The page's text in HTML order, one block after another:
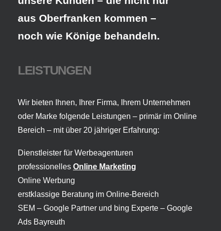
aus Oberfranken kommen –
noch wie Könige behandeln.
LEISTUNGEN
Wir bieten Ihnen, Ihrer Firma, Ihrem Unternehmen
oder Marke folgende Leistungen – primär im Online
Bereich – mit über 20 jähriger Erfahrung:
Dienstleister für Werbeagenturen
professionelles Online Marketing
Online Werbung
erstklassige Beratung im Online-Bereich
SEM – Google Partner und bing Experte – Google
Ads Bayreuth